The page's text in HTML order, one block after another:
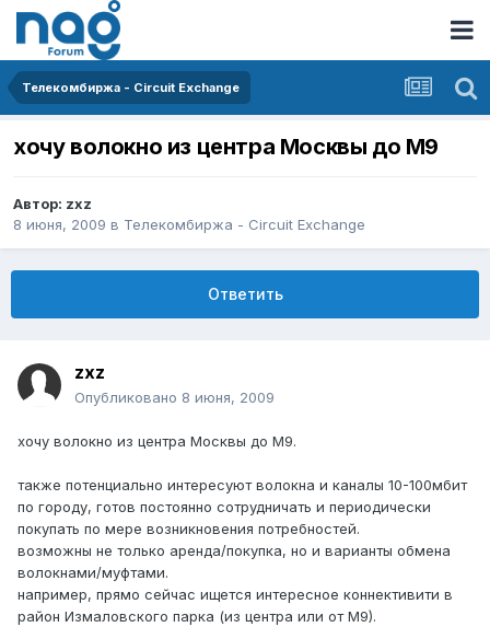
Телекомбиржа - Circuit Exchange
хочу волокно из центра Москвы до М9
Автор: zxz
8 июня, 2009 в Телекомбиржа - Circuit Exchange
Ответить
zxz
Опубликовано 8 июня, 2009
хочу волокно из центра Москвы до М9.
также потенциально интересуют волокна и каналы 10-100мбит
по городу, готов постоянно сотрудничать и периодически
покупать по мере возникновения потребностей.
возможны не только аренда/покупка, но и варианты обмена
волокнами/муфтами.
например, прямо сейчас ищется интересное коннективити в
район Измаловского парка (из центра или от М9).